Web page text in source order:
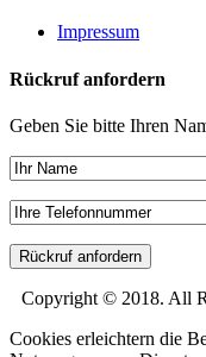
Impressum
Rückruf anfordern
Geben Sie bitte Ihren
Copyright © 2018. All
Cookies erleichtern die